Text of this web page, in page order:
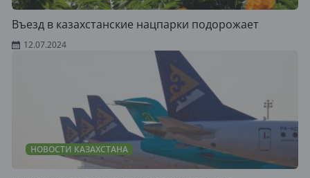
Въезд в казахстанские нацпарки подорожает
12.07.2024
НОВОСТИ КАЗАХСТАНА